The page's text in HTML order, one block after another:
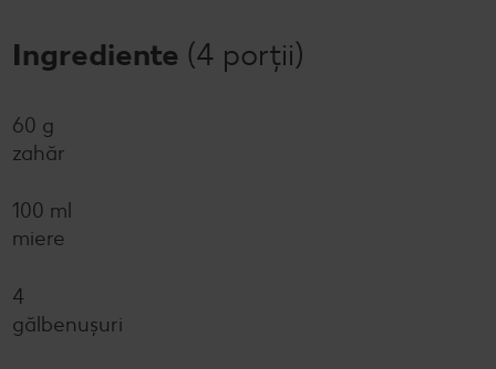
Ingrediente (4 porții)
60 g
zahăr
100 ml
miere
4
gălbenușuri